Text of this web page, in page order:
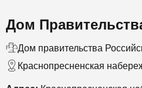
Дом
Дом правительства
Краснопресненская